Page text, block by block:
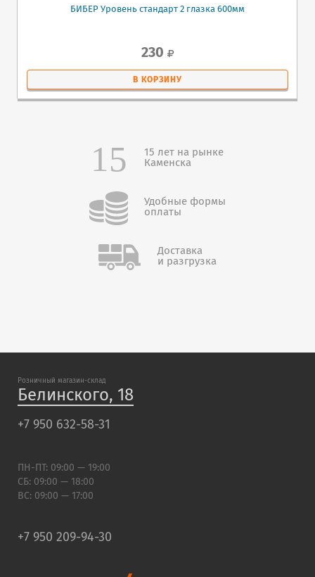
БИБЕР Уровень стандарт 2 глазка 600мм
230
В КОРЗИНУ
15 лет на рынке
Каменска
Удобные формы
оплаты
Доставка
и разгрузка
Розничный магазин-склад
Белинского, 18
+7 950 632-58-31
ПН-ПТ: 09:00 — 19:00
СБ: 09:00 — 18:00
ВС: 09:00 — 17:00
+7 950 209-94-30